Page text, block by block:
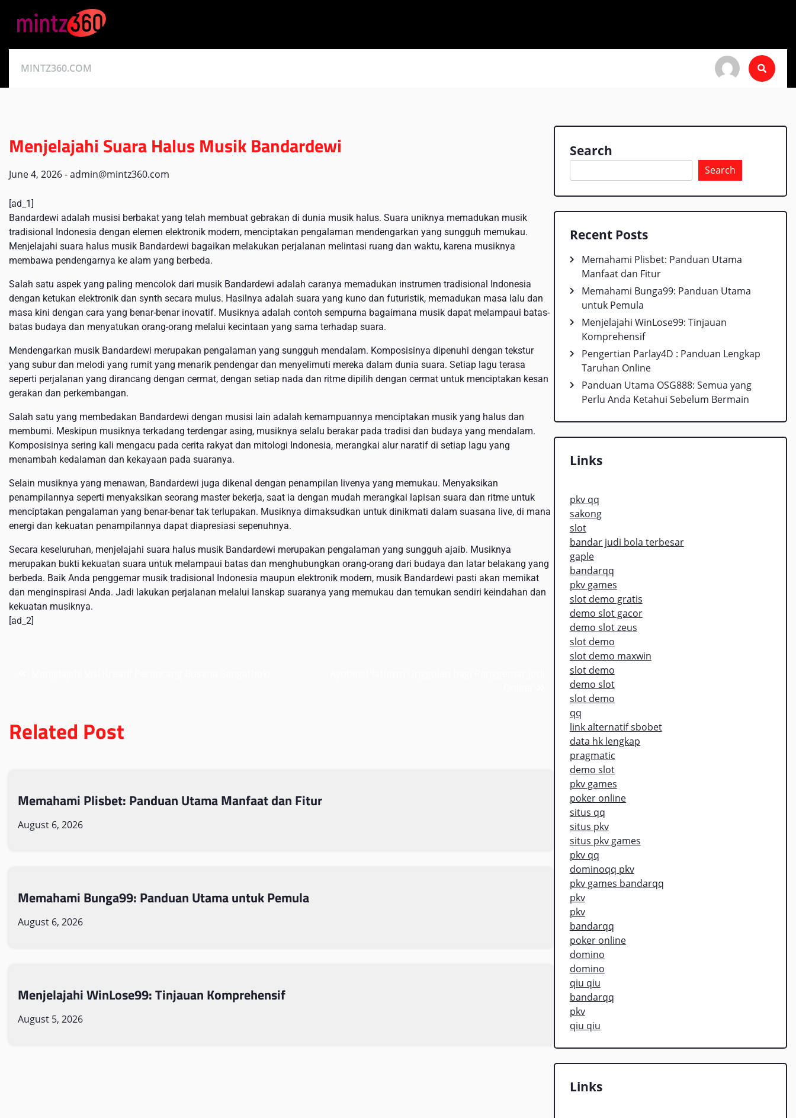
content
MINTZ360.COM
Menjelajahi Suara Halus Musik Bandardewi
June 4, 2026-admin@mintz360.com
[ad_1]
Bandardewi adalah musisi berbakat yang telah membuat gebrakan di dunia musik halus. Suara uniknya memadukan musik
tradisional Indonesia dengan elemen elektronik modern, menciptakan pengalaman mendengarkan yang sungguh memukau.
Menjelajahi suara halus musik Bandardewi bagaikan melakukan perjalanan melintasi ruang dan waktu, karena musiknya
membawa pendengarnya ke alam yang berbeda.
Salah satu aspek yang paling mencolok dari musik Bandardewi adalah caranya memadukan instrumen tradisional Indonesia
dengan ketukan elektronik dan synth secara mulus. Hasilnya adalah suara yang kuno dan futuristik, memadukan masa lalu dan
masa kini dengan cara yang benar-benar inovatif. Musiknya adalah contoh sempurna bagaimana musik dapat melampaui batas-
batas budaya dan menyatukan orang-orang melalui kecintaan yang sama terhadap suara.
Mendengarkan musik Bandardewi merupakan pengalaman yang sungguh mendalam. Komposisinya dipenuhi dengan tekstur
yang subur dan melodi yang rumit yang menarik pendengar dan menyelimuti mereka dalam dunia suara. Setiap lagu terasa
seperti perjalanan yang dirancang dengan cermat, dengan setiap nada dan ritme dipilih dengan cermat untuk menciptakan kesan
gerakan dan perkembangan.
Salah satu yang membedakan Bandardewi dengan musisi lain adalah kemampuannya menciptakan musik yang halus dan
membumi. Meskipun musiknya terkadang terdengar asing, musiknya selalu berakar pada tradisi dan budaya yang mendalam.
Komposisinya sering kali mengacu pada cerita rakyat dan mitologi Indonesia, merangkai alur naratif di setiap lagu yang
menambah kedalaman dan kekayaan pada suaranya.
Selain musiknya yang menawan, Bandardewi juga dikenal dengan penampilan livenya yang memukau. Menyaksikan
penampilannya seperti menyaksikan seorang master bekerja, saat ia dengan mudah merangkai lapisan suara dan ritme untuk
menciptakan pengalaman yang benar-benar tak terlupakan. Musiknya dimaksudkan untuk dinikmati dalam suasana live, di mana
energi dan kekuatan penampilannya dapat diapresiasi sepenuhnya.
Secara keseluruhan, menjelajahi suara halus musik Bandardewi merupakan pengalaman yang sungguh ajaib. Musiknya
merupakan bukti kekuatan suara untuk melampaui batas dan menghubungkan orang-orang dari budaya dan latar belakang yang
berbeda. Baik Anda penggemar musik tradisional Indonesia maupun elektronik modern, musik Bandardewi pasti akan memikat
dan menginspirasi Anda. Jadi lakukan perjalanan melalui lanskap suaranya yang memukau dan temukan sendiri keindahan dan
kekuatan musiknya.
[ad_2]
Related Post
Memahami Plisbet: Panduan Utama Manfaat dan Fitur
August 6, 2026
Memahami Bunga99: Panduan Utama untuk Pemula
August 6, 2026
Menjelajahi WinLose99: Tinjauan Komprehensif
August 5, 2026
Search
Search
Recent Posts
Memahami Plisbet: Panduan Utama
Manfaat dan Fitur
Memahami Bunga99: Panduan Utama
untuk Pemula
Menjelajahi WinLose99: Tinjauan
Komprehensif
Pengertian Parlay4D : Panduan Lengkap
Taruhan Online
Panduan Utama OSG888: Semua yang
Perlu Anda Ketahui Sebelum Bermain
Links
pkv qq
sakong
slot
bandar judi bola terbesar
gaple
bandarqq
pkv games
slot demo gratis
demo slot gacor
demo slot zeus
slot demo
slot demo maxwin
slot demo
demo slot
slot demo
qq
link alternatif sbobet
data hk lengkap
pragmatic
demo slot
pkv games
poker online
situs qq
situs pkv
situs pkv games
pkv qq
dominoqq pkv
pkv games bandarqq
pkv
pkv
bandarqq
poker online
domino
domino
qiu qiu
bandarqq
pkv
qiu qiu
Links